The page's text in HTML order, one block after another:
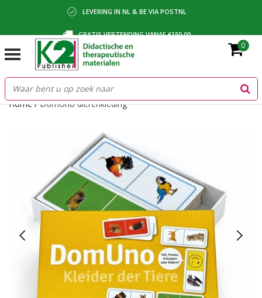
LEVERING IN NL & BE VIA POSTNL
GRATIS VERZENDING VANAF €150,00
BETALING VIA IDEAL, BANCONTACT OF FACTUUR
0
Home/DomUno dierenkleding